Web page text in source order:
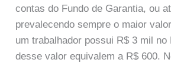
contas do Fundo de Garantia, ou
prevalecendo sempre o maior
um trabalhador possui R$ 3 mil no
desse valor equivalem a R$ 600.